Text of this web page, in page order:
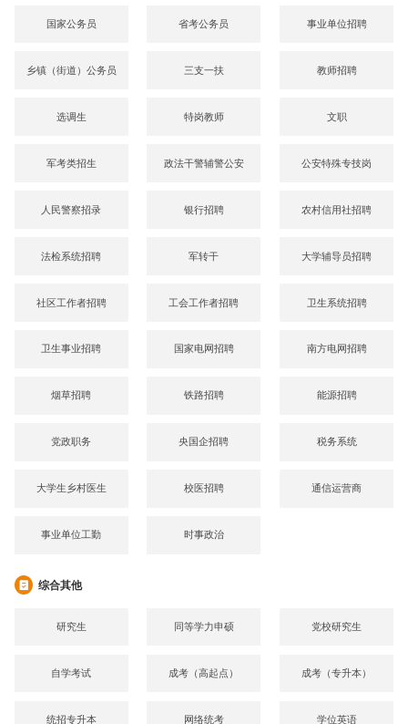
国家公务员 省考公务员 事业单位招聘
乡镇（街道）公务员 三支一扶 教师招聘
选调生 特岗教师 文职
军考类招生 政法干警辅警公安 公安特殊专技岗
人民警察招录 银行招聘 农村信用社招聘
法检系统招聘 军转干 大学辅导员招聘
社区工作者招聘 工会工作者招聘 卫生系统招聘
卫生事业招聘 国家电网招聘 南方电网招聘
烟草招聘 铁路招聘 能源招聘
党政职务 央国企招聘 税务系统
大学生乡村医生 校医招聘 通信运营商
事业单位工勤 时事政治
综合其他
研究生 同等学力申硕 党校研究生
自学考试 成考（高起点） 成考（专升本）
统招专升本 网络统考 学位英语